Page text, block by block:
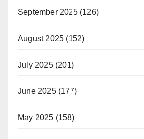
September 2025(126)
August 2025 (152)
July 2025(201)
June 2025(177)
May 2025 (158)